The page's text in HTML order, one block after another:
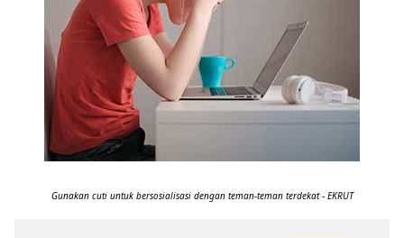
Gunakan cuti untuk bersosialisasi dengan teman-teman terdekat - EKRUT